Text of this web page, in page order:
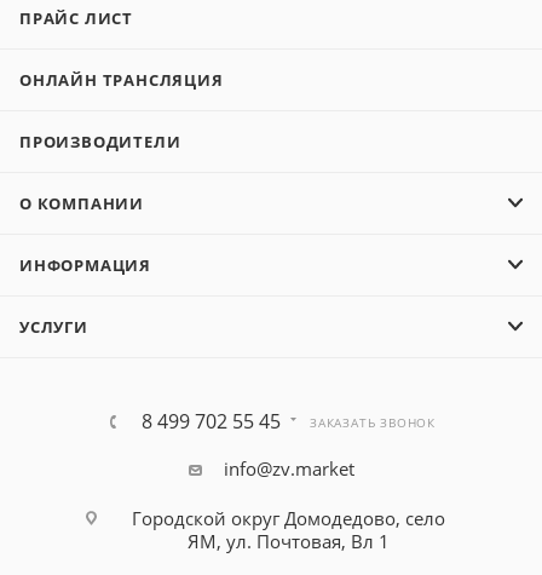
ПРАЙС ЛИСТ
ОНЛАЙН ТРАНСЛЯЦИЯ
ПРОИЗВОДИТЕЛИ
О КОМПАНИИ
ИНФОРМАЦИЯ
УСЛУГИ
8 499 702 55 45 ЗАКАЗАТЬ ЗВОНОК
info@zv.market
Городской округ Домодедово, село
ЯМ, ул. Почтовая, Вл 1